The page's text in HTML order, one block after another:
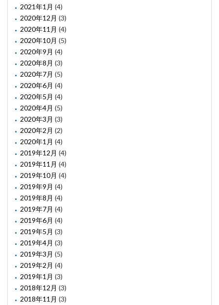
2021年1月 (4)
2020年12月 (3)
2020年11月 (4)
2020年10月 (5)
2020年9月 (4)
2020年8月 (3)
2020年7月 (5)
2020年6月 (4)
2020年5月 (4)
2020年4月 (5)
2020年3月 (3)
2020年2月 (2)
2020年1月 (4)
2019年12月 (4)
2019年11月 (4)
2019年10月 (4)
2019年9月 (4)
2019年8月 (4)
2019年7月 (4)
2019年6月 (4)
2019年5月 (3)
2019年4月 (3)
2019年3月 (5)
2019年2月 (4)
2019年1月 (3)
2018年12月 (3)
2018年11月 (3)